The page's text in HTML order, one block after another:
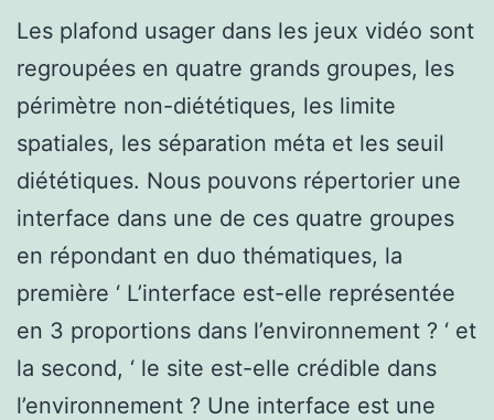
Les plafond usager dans les jeux vidéo sont
regroupées en quatre grands groupes, les
périmètre non-diététiques, les limite
spatiales, les séparation méta et les seuil
diététiques. Nous pouvons répertorier une
interface dans une de ces quatre groupes
en répondant en duo thématiques, la
première ‘ L’interface est-elle représentée
en 3 proportions dans l’environnement ? ‘ et
la second, ‘ le site est-elle crédible dans
l’environnement ? Une interface est une